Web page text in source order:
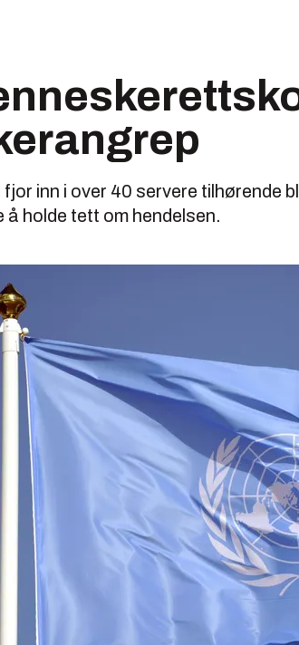
inn i over 40 servere tilhørende
å holde tett om hendelsen.